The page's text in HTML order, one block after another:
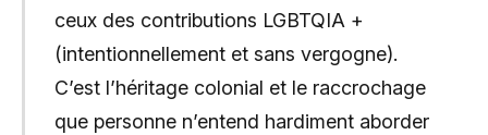
ceux des contributions LGBTQIA +
(intentionnellement et sans vergogne).
C’est l’héritage colonial et le raccrochage
que personne n’entend hardiment aborder